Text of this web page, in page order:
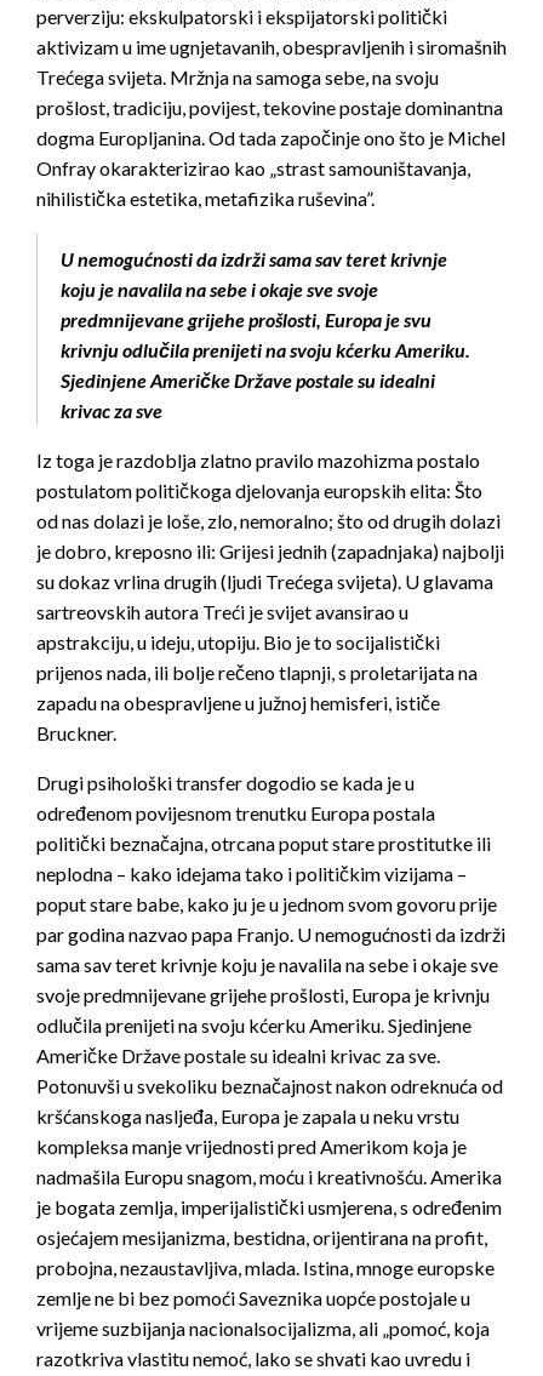
perverziju: ekskulpatorski i ekspijatorski politički
aktivizam u ime ugnjetavanih, obespravljenih i siromašnih
Trećega svijeta. Mržnja na samoga sebe, na svoju
prošlost, tradiciju, povijest, tekovine postaje dominantna
dogma Europljanina. Od tada započinje ono što je Michel
Onfray okarakterizirao kao „strast samouništavanja,
nihilistička estetika, metafizika ruševina”.
U nemogućnosti da izdrži sama sav teret krivnje
koju je navalila na sebe i okaje sve svoje
predmnijevane grijehe prošlosti, Europa je svu
krivnju odlučila prenijeti na svoju kćerku Ameriku.
Sjedinjene Američke Države postale su idealni
krivac za sve
Iz toga je razdoblja zlatno pravilo mazohizma postalo
postulatom političkoga djelovanja europskih elita: Što
od nas dolazi je loše, zlo, nemoralno; što od drugih dolazi
je dobro, kreposno ili: Grijesi jednih (zapadnjaka) najbolji
su dokaz vrlina drugih (ljudi Trećega svijeta). U glavama
sartreovskih autora Treći je svijet avansirao u
apstrakciju, u ideju, utopiju. Bio je to socijalistički
prijenos nada, ili bolje rečeno tlapnji, s proletarijata na
zapadu na obespravljene u južnoj hemisferi, ističe
Bruckner.
Drugi psihološki transfer dogodio se kada je u
određenom povijesnom trenutku Europa postala
politički beznačajna, otrcana poput stare prostitutke ili
neplodna – kako idejama tako i političkim vizijama –
poput stare babe, kako ju je u jednom svom govoru prije
par godina nazvao papa Franjo. U nemogućnosti da izdrži
sama sav teret krivnje koju je navalila na sebe i okaje sve
svoje predmnijevane grijehe prošlosti, Europa je krivnju
odlučila prenijeti na svoju kćerku Ameriku. Sjedinjene
Američke Države postale su idealni krivac za sve.
Potonuvši u svekoliku beznačajnost nakon odreknuća od
kršćanskoga nasljeđa, Europa je zapala u neku vrstu
kompleksa manje vrijednosti pred Amerikom koja je
nadmašila Europu snagom, moću i kreativnošću. Amerika
je bogata zemlja, imperijalistički usmjerena, s određenim
osjećajem mesijanizma, bestidna, orijentirana na profit,
probojna, nezaustavljiva, mlada. Istina, mnoge europske
zemlje ne bi bez pomoći Saveznika uopće postojale u
vrijeme suzbijanja nacionalsocijalizma, ali „pomoć, koja
razotkriva vlastitu nemoć, lako se shvati kao uvredu i